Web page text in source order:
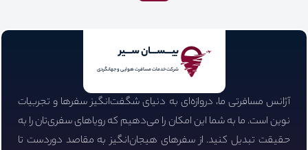
بیـــســـان ســـیر
شرکت خدمات مسافرت هوایی و جهانگردی
آژانس مسافرتی ما، دروازه‌ای به دنیای شگفت‌انگیز سفرها و تجربیات
نوین است. ما به شما این امکان را می‌دهیم که رویاهای سفری‌تان را به
حقیقت تبدیل کنید. از سفرهای هیجان‌انگیز به مقاصد دوردست تا